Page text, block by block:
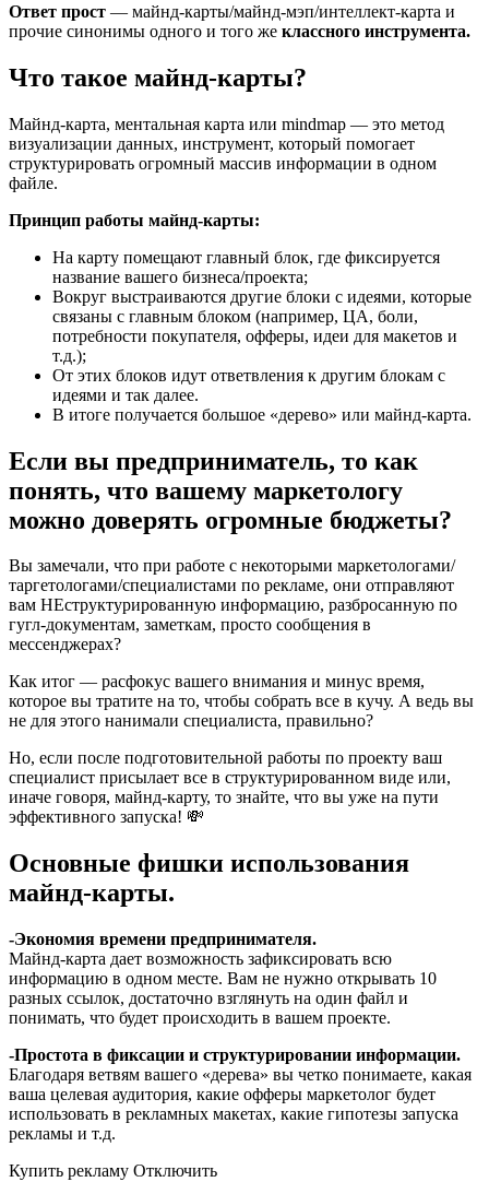
Ответ прост — майнд-карты/майнд-мэп/интеллект-карта и
прочие синонимы одного и того же классного инструмента.
Что такое майнд-карты?
Майнд-карта, ментальная карта или mindmap — это метод
визуализации данных, инструмент, который помогает
структурировать огромный массив информации в одном
файле.
Принцип работы майнд-карты:
На карту помещают главный блок, где фиксируется
название вашего бизнеса/проекта;
Вокруг выстраиваются другие блоки с идеями, которые
связаны с главным блоком (например, ЦА, боли,
потребности покупателя, офферы, идеи для макетов и
т.д.);
От этих блоков идут ответвления к другим блокам с
идеями и так далее.
В итоге получается большое «дерево» или майнд-карта.
Если вы предприниматель, то как
понять, что вашему маркетологу
можно доверять огромные бюджеты?
Вы замечали, что при работе с некоторыми маркетологами/
таргетологами/специалистами по рекламе, они отправляют
вам НЕструктурированную информацию, разбросанную по
гугл-документам, заметкам, просто сообщения в
мессенджерах?
Как итог — расфокус вашего внимания и минус время,
которое вы тратите на то, чтобы собрать все в кучу. А ведь вы
не для этого нанимали специалиста, правильно?
Но, если после подготовительной работы по проекту ваш
специалист присылает все в структурированном виде или,
иначе говоря, майнд-карту, то знайте, что вы уже на пути
эффективного запуска! 💸
Основные фишки использования
майнд-карты.
-Экономия времени предпринимателя.
Майнд-карта дает возможность зафиксировать всю
информацию в одном месте. Вам не нужно открывать 10
разных ссылок, достаточно взглянуть на один файл и
понимать, что будет происходить в вашем проекте.
-Простота в фиксации и структурировании информации.
Благодаря ветвям вашего «дерева» вы четко понимаете, какая
ваша целевая аудитория, какие офферы маркетолог будет
использовать в рекламных макетах, какие гипотезы запуска
рекламы и т.д.
Купить рекламу Отключить